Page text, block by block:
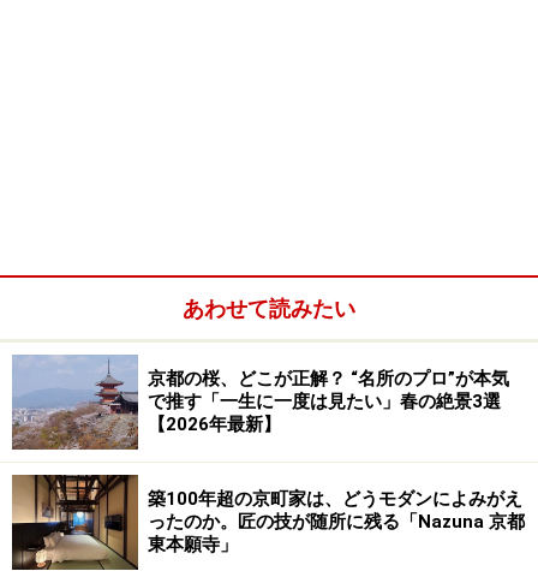
湯豆腐コースでお腹がいっぱいになったら、天龍寺を拝
観しましょう。天龍寺は、足利尊氏が後醍醐天皇の霊を
慰めるために建てた禅寺で、嵐山や亀山を借景とする曹
源池庭園は見ごたえ十分です。
■西山艸堂
住所：京都府京都市左京区嵯峨天龍寺芦ノ馬場町63
電番号話：075-861-1609
あわせて読みたい
京都の桜、どこが正解？ “名所のプロ”が本気
で推す「一生に一度は見たい」春の絶景3選
【2026年最新】
築100年超の京町家は、どうモダンによみがえ
ったのか。匠の技が随所に残る「Nazuna 京都
東本願寺」